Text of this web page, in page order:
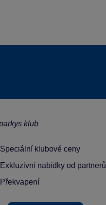
Speciální klubové ceny
Exkluzivní nabídky od partnerů
Překvapení